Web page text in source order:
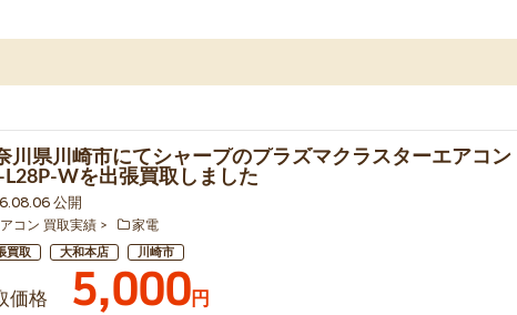
川県川崎市にてシャープのプラズマクラスターエアコン
L28P-Wを出張買取しました
公開
コン 買取実績 家電
買取 大和本店 川崎市
価格 5,000円